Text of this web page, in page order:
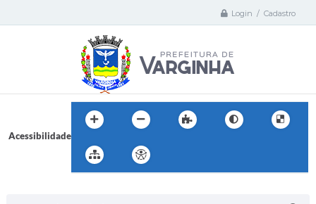
Login / Cadastro
Acessibilidade